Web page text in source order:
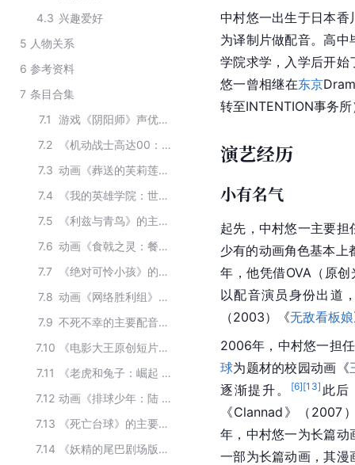
4.3 兴趣爱好
5 人物关系
6 参考资料
7 条目合集
7.1
游戏《阴阳师》声优阵容
7.2
《机动战士高达00：先驱者的觉醒》的主要演员
7.3
动画《葬送的芙莉莲》的主要演职人员
7.4
《我的英雄学院：世界英雄任务》的主要演员
7.5
《利兹与青鸟》的主要演员
7.6
动画《食戟之灵：餐之皿》角色配音
7.7
《绝对可怜小孩》的主要演员
7.8
动画《网络胜利组》主要配音师
7.9
不死不幸的主要配音演员
7.10
《电影大王原创短片剧场》的主要演员
7.11
《老虎和兔子：崛起 剧场版》的主要演员
7.12
动画《排球少年：陆 VS 空》主要演职员
7.13
《死亡台球》的主要演员
7.14
《妖精的尾巴剧场版：龙泣》的主要演员
中村悠一出生于日本香
为译制片做配音。高
学院求学，入学后开始
悠一曾相继在东京
转至INTENTION事务所
演艺经历
小有名气
起先，中村悠一主要
少有的动画角色基本上
年，他凭借OVA（原
以配音演员身份出道
（2003）《无敌看板娘
2006年，中村悠一担
球为题材的校园动画《
逐渐提升。
[6][13] 此后
《Clannad》（2007
年，中村悠一为长篇动
一部为长篇动画，其